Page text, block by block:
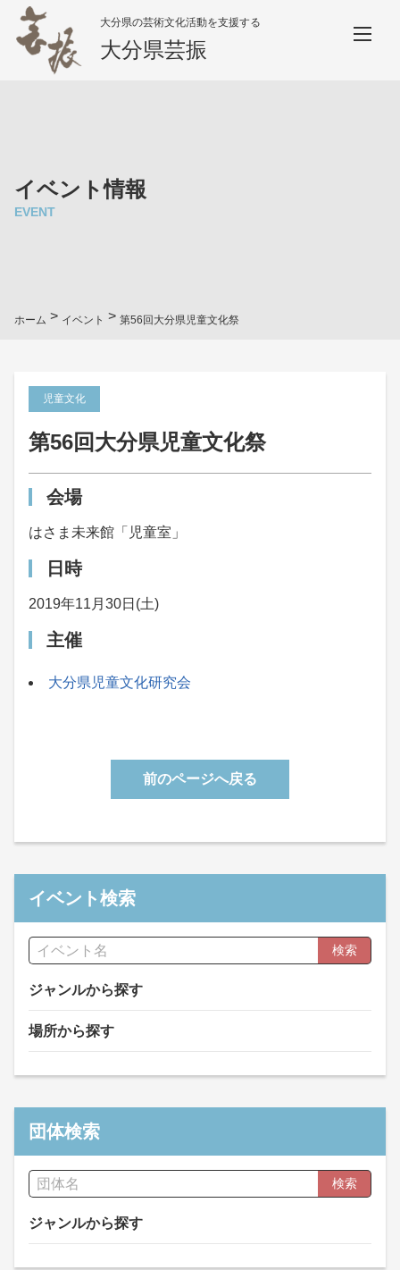
大分県の芸術文化活動を支援する
大分県芸振
イベント情報
EVENT
ホーム > イベント > 第56回大分県児童文化祭
児童文化
第56回大分県児童文化祭
会場
はさま未来館「児童室」
日時
2019年11月30日(土)
主催
大分県児童文化研究会
前のページへ戻る
イベント検索
検索
ジャンルから探す
場所から探す
団体検索
検索
ジャンルから探す